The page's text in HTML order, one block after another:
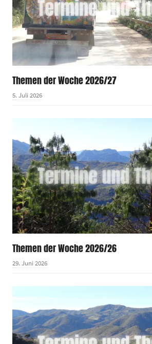
Themen der Woche 2026/27
5. Juli 2026
Themen der Woche 2026/26
29. Juni 2026